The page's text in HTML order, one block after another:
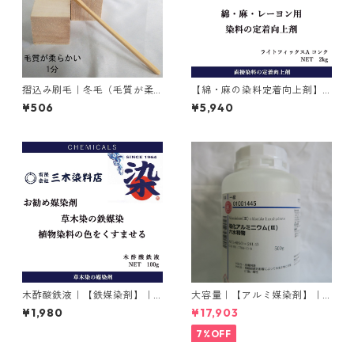
摺込み刷毛｜冬毛（毛質が柔
らかい）1分
¥506
【綿・麻の染料定着向上剤】
｜2kg｜ライトフィックスAコ
ンク
¥5,940
木酢酸鉄液｜【鉄媒染剤】｜1
00g
¥1,980
大容量｜【アルミ媒染剤】｜5
00g−5本入り｜塩化アルミニ
ウム
¥17,903
7%OFF